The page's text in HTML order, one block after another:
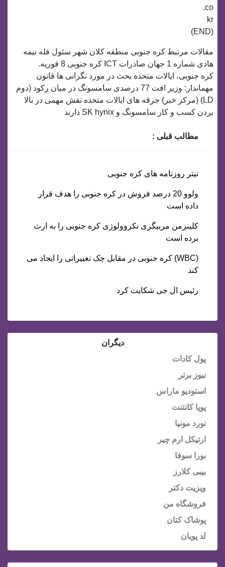
co.
kr
(END)
مقالات مرتبط کره جنوبی منطقه کلان شهر سئول فله نیمه
هادی شماره 1 جهان صادرات ICT کره جنوبی 8 فوریه.
کره جنوبی، ایالات متحده بحث در مورد نگرانی ها قانون
مهماندار: وزیر افت 77 درصدی سامسونگ در میان رکود (دوم
LD) (مرکز خبر) جرقه های ایالات متحده نقش مهمی در بالا
بردن کسب و کار سامسونگ و SK hynix دارند
مطالب قبلی :
تیتر روزنامه های کره جنوبی
ولوو 20 درصد فروش در کره جنوبی را هدف قرار
داده است
کلینزمن مربیگری نکروولوژی کره جنوبی را به ارث
برده است
(WBC) کره جنوبی در مقابل چک تغییراتی را ایجاد می
کند
رئیس ال جی شکایت کرد
دیگران
پول کادات
نیوز برتر
استودیو ماراس
پویا کانتنت
نورد مونیا
ارتیکل ارم چیر
بورا سوفا
بیبی کلارز
ویزیت دکتر
فروشگاه من
پوشاک کتان
لد پویان